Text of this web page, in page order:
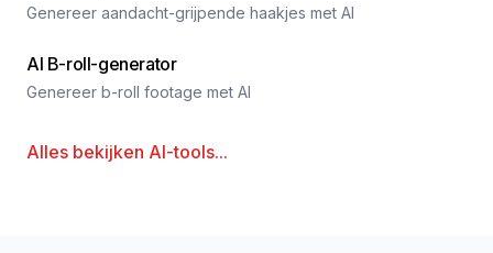
Genereer aandacht-grijpende haakjes met AI
AI B-roll-generator
Genereer b-roll footage met AI
Alles bekijken AI-tools...